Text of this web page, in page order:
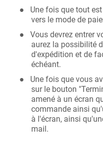
●
Une fois que tout
vers le mode de
● Vous devrez entrer
aurez la possibilité
d'expédition et de
échéant.
●
Une fois que vous
sur le bouton
amené à un écran
commande ainsi
à l'écran, ainsi
mail.